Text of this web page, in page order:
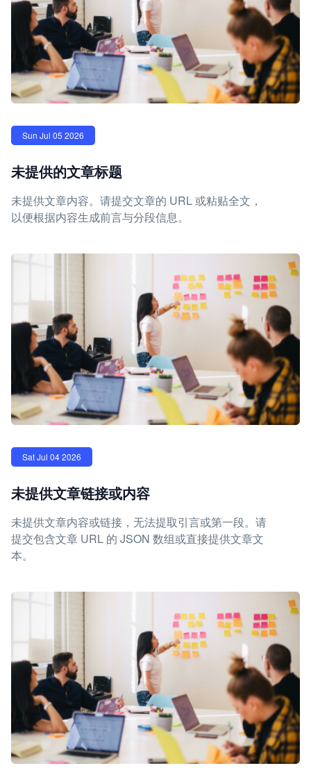
Sun Jul 05 2026
未提供的文章标题
未提供文章内容。请提交文章的 URL 或粘贴全文，
以便根据内容生成前言与分段信息。
Sat Jul 04 2026
未提供文章链接或内容
未提供文章内容或链接，无法提取引言或第一段。请
提交包含文章 URL 的 JSON 数组或直接提供文章文
本。